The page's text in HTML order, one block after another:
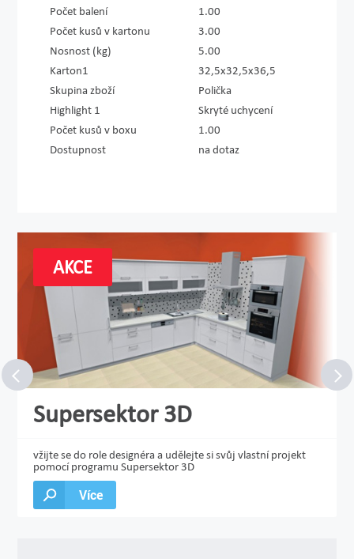
Počet balení
1.00
Počet kusů v kartonu
3.00
Nosnost (kg)
5.00
Karton1
32,5x32,5x36,5
Skupina zboží
Polička
Highlight 1
Skryté uchycení
Počet kusů v boxu
1.00
Dostupnost
na dotaz
AKCE
Supersektor 3D
vžijte se do role designéra a udělejte si svůj vlastní projekt
pomocí programu Supersektor 3D
Více